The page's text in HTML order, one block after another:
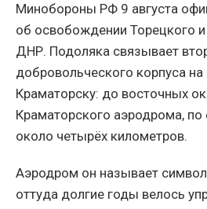
Минобороны РФ 9 августа
об освобождении Торецкого
ДНР. Подоляка связывает
добровольческого корпуса
Краматорску: до восточных
Краматорского аэродрома, по
около четырёх километров.
Аэродром он называет
оттуда долгие годы велось